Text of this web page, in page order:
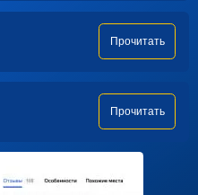
Прочитать
Прочитать